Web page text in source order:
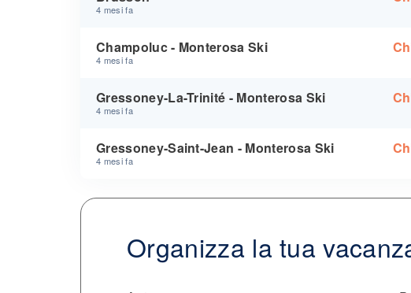
4 mesi fa
Champoluc - Monterosa Ski
4 mesi fa
Gressoney-La-Trinité - Monterosa Ski
4 mesi fa
Gressoney-Saint-Jean - Monterosa Ski
4 mesi fa
Organizza la tua